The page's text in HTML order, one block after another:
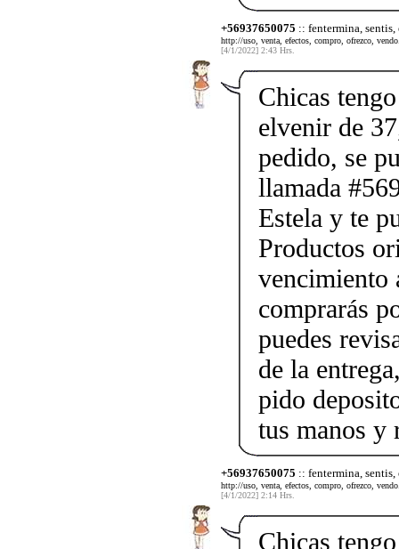
+56937650075 :: fentermina,
http://uso, venta, efectos, compro, ofrezco,
[4/1/2022] 2:43 Hrs.
Chicas
elvenir de
pedido, se
llamada
Estela y te
Productos
vencimiento
comprarás
puedes
de la
pido
tus manos y
+56937650075 :: fentermina,
http://uso, venta, efectos, compro, ofrezco,
[4/1/2022] 2:14 Hrs.
Chicas